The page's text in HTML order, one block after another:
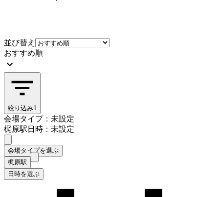
並び替え
おすすめ順
絞り込み1
会場タイプ：未設定
梶原駅日時：未設定
会場タイプを選ぶ
梶原駅
日時を選ぶ